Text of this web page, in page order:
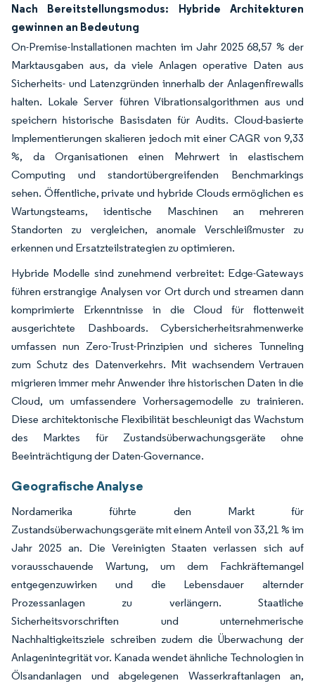
Nach Bereitstellungsmodus: Hybride Architekturen
gewinnen an Bedeutung
On-Premise-Installationen machten im Jahr 2025 68,57 % der
Marktausgaben aus, da viele Anlagen operative Daten aus
Sicherheits- und Latenzgründen innerhalb der Anlagenfirewalls
halten. Lokale Server führen Vibrationsalgorithmen aus und
speichern historische Basisdaten für Audits. Cloud-basierte
Implementierungen skalieren jedoch mit einer CAGR von 9,33
%, da Organisationen einen Mehrwert in elastischem
Computing und standortübergreifenden Benchmarkings
sehen. Öffentliche, private und hybride Clouds ermöglichen es
Wartungsteams, identische Maschinen an mehreren
Standorten zu vergleichen, anomale Verschleißmuster zu
erkennen und Ersatzteilstrategien zu optimieren.
Hybride Modelle sind zunehmend verbreitet: Edge-Gateways
führen erstrangige Analysen vor Ort durch und streamen dann
komprimierte Erkenntnisse in die Cloud für flottenweit
ausgerichtete Dashboards. Cybersicherheitsrahmenwerke
umfassen nun Zero-Trust-Prinzipien und sicheres Tunneling
zum Schutz des Datenverkehrs. Mit wachsendem Vertrauen
migrieren immer mehr Anwender ihre historischen Daten in die
Cloud, um umfassendere Vorhersagemodelle zu trainieren.
Diese architektonische Flexibilität beschleunigt das Wachstum
des Marktes für Zustandsüberwachungsgeräte ohne
Beeinträchtigung der Daten-Governance.
Geografische Analyse
Nordamerika führte den Markt für
Zustandsüberwachungsgeräte mit einem Anteil von 33,21 % im
Jahr 2025 an. Die Vereinigten Staaten verlassen sich auf
vorausschauende Wartung, um dem Fachkräftemangel
entgegenzuwirken und die Lebensdauer alternder
Prozessanlagen zu verlängern. Staatliche
Sicherheitsvorschriften und unternehmerische
Nachhaltigkeitsziele schreiben zudem die Überwachung der
Anlagenintegrität vor. Kanada wendet ähnliche Technologien in
Ölsandanlagen und abgelegenen Wasserkraftanlagen an,